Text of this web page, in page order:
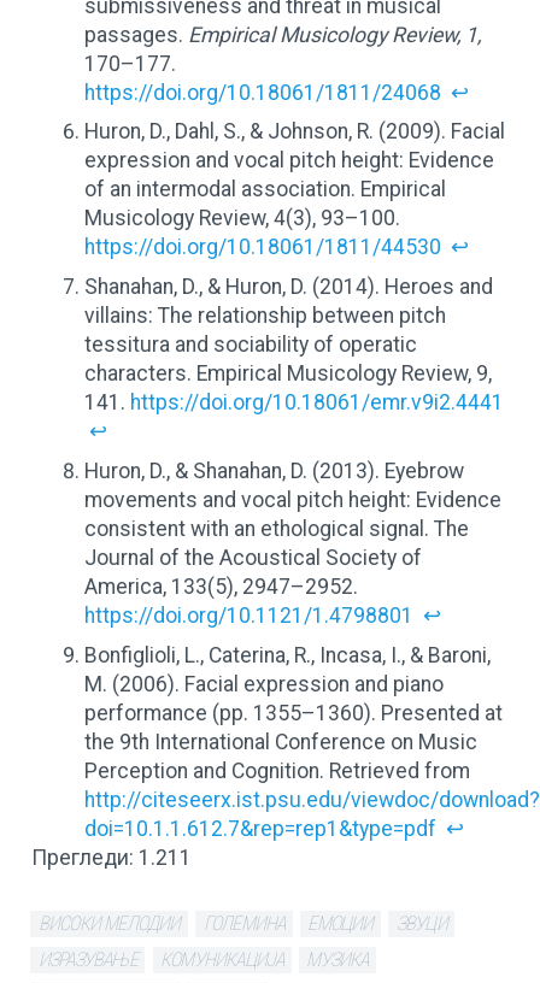
submissiveness and threat in musical
passages. Empirical Musicology Review, 1,
170–177.
https://doi.org/10.18061/1811/24068 ↩
Huron, D., Dahl, S., & Johnson, R. (2009). Facial
expression and vocal pitch height: Evidence
of an intermodal association. Empirical
Musicology Review, 4(3), 93–100.
https://doi.org/10.18061/1811/44530 ↩
Shanahan, D., & Huron, D. (2014). Heroes and
villains: The relationship between pitch
tessitura and sociability of operatic
characters. Empirical Musicology Review, 9,
141. https://doi.org/10.18061/emr.v9i2.4441
↩
Huron, D., & Shanahan, D. (2013). Eyebrow
movements and vocal pitch height: Evidence
consistent with an ethological signal. The
Journal of the Acoustical Society of
America, 133(5), 2947–2952.
https://doi.org/10.1121/1.4798801 ↩
Bonfiglioli, L., Caterina, R., Incasa, I., & Baroni,
M. (2006). Facial expression and piano
performance (pp. 1355–1360). Presented at
the 9th International Conference on Music
Perception and Cognition. Retrieved from
http://citeseerx.ist.psu.edu/viewdoc/download?
doi=10.1.1.612.7&rep=rep1&type=pdf ↩
Прегледи: 1.211
ВИСОКИ МЕЛОДИИ ГОЛЕМИНА ЕМОЦИИ
ЗВУЦИ
ИЗРАЗУВАЊЕ
КОМУНИКАЦИЈА
МУЗИКА